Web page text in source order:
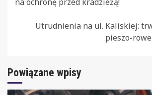
Utrudnienia na ul. Kaliskiej:
pieszo-
Powiązane wpisy